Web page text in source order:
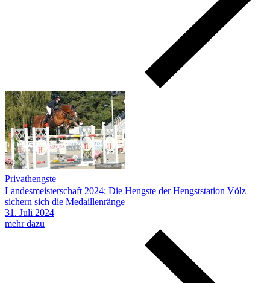
Privathengste
Landesmeisterschaft 2024: Die Hengste der Hengststation Völz
sichern sich die Medaillenränge
31. Juli 2024
mehr dazu